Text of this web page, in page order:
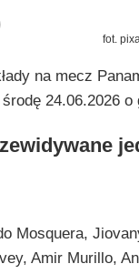
fot.
na mecz
24.06.2026 o
Mosquera,
Amir Murillo,